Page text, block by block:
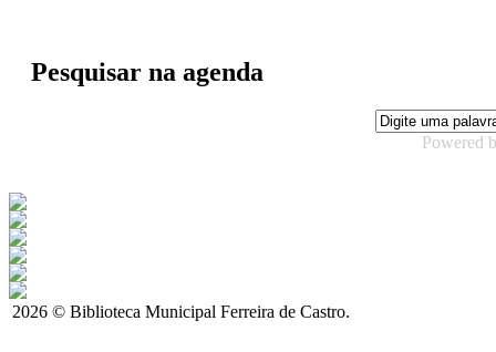
Pesquisar na agenda
Powered
2026 © Biblioteca Municipal Ferreira de Castro.